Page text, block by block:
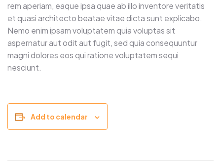
rem aperiam, eaque ipsa quae ab illo inventore veritatis
et quasi architecto beatae vitae dicta sunt explicabo.
Nemo enim ipsam voluptatem quia voluptas sit
aspernatur aut odit aut fugit, sed quia consequuntur
magni dolores eos qui ratione voluptatem sequi
nesciunt.
Add to calendar